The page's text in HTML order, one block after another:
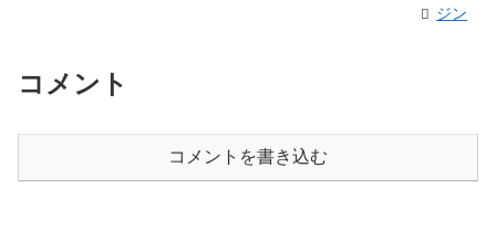
ジン
コメント
コメントを書き込む